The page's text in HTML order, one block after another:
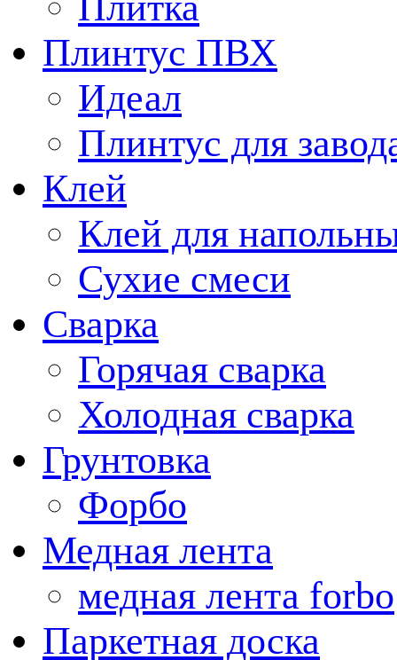
Плинтус ПВХ
Идеал
Плинтус для
Клей
Клей для
Сухие смеси
Сварка
Горячая сварка
Холодная сварка
Грунтовка
Форбо
Медная лента
медная лента forbo
Паркетная доска